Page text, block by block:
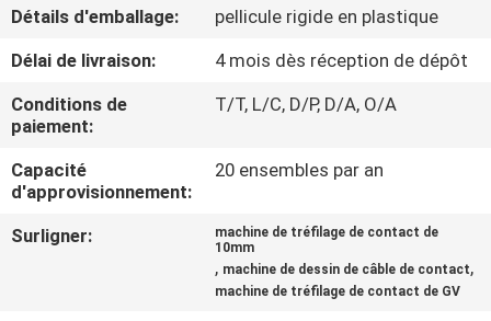
CONTRÔLE
DE
QUALITÉ
CONTACTEZ-
NOUS
Détails d'emballage:
pellicule rigide en plastique
Délai de livraison:
4 mois dès réception de dépôt
Conditions de
paiement:
T/T, L/C, D/P, D/A, O/A
Capacité
d'approvisionnement:
20 ensembles par an
Surligner:
machine de tréfilage de contact de
10mm
, machine de dessin de câble de contact,
machine de tréfilage de contact de GV